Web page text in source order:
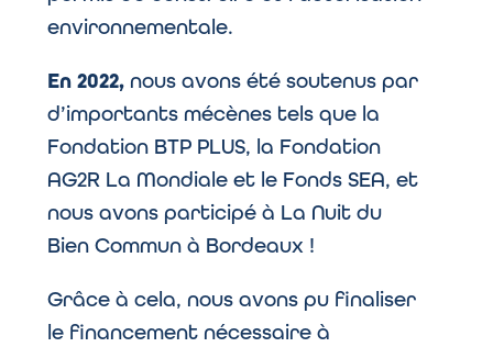
environnementale.
En 2022, nous avons été soutenus par
d’importants mécènes tels que la
Fondation BTP PLUS, la Fondation
AG2R La Mondiale et le Fonds SEA, et
nous avons participé à La Nuit du
Bien Commun à Bordeaux !
Grâce à cela, nous avons pu finaliser
le financement nécessaire à